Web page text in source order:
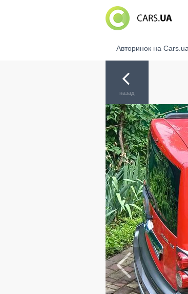
Авторинок на Cars.ua
назад